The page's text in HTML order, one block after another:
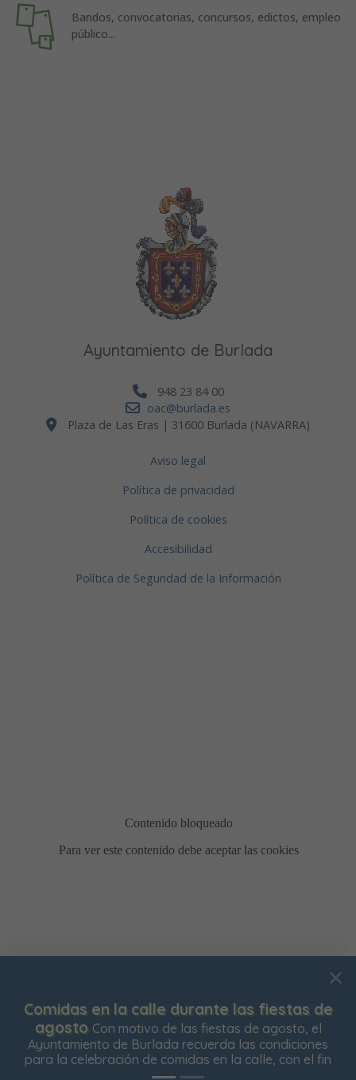
Comidas en la calle durante las fiestas de
agosto Con motivo de las fiestas de agosto, el
Ayuntamiento de Burlada recuerda las condiciones
para la celebración de comidas en la calle, con el fin
Bandos, convocatorias, concursos, edictos, empleo
público...
Ayuntamiento de Burlada
948 23 84 00
oac@burlada.es
Plaza de Las Eras | 31600 Burlada (NAVARRA)
Aviso legal
Política de privacidad
Política de cookies
Accesibilidad
Política de Seguridad de la Información
Usamos cookies para mejorar su experiencia de
navegación en nuestra web, para mostrarle contenidos
personalizados y analizar el tráfico de nuestra web.
Aceptar todas
Configurar